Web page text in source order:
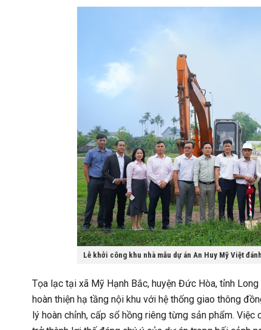
Lễ khởi công khu nhà mẫu dự án An Huy Mỹ Việt
Tọa lạc tại xã Mỹ Hạnh Bắc, huyện Đức Hòa, tỉnh
hoàn thiện hạ tầng nội khu với hệ thống giao thông
lý hoàn chỉnh, cấp sổ hồng riêng từng sản phẩm.